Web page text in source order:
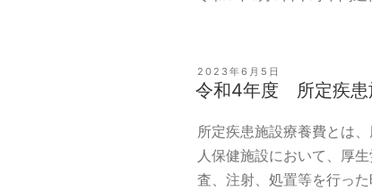
投
稿
日:
2023年6月5日
令和4年度 所定疾患
所定疾患施設療養費とは
人保健施設において、厚
査、注射、処置等を行った